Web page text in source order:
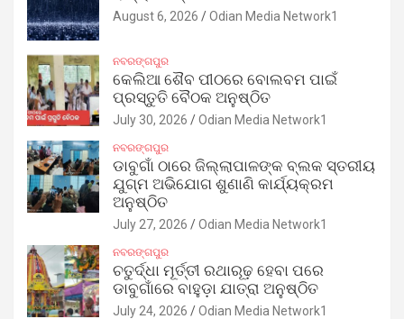
August 6, 2026 Odian Media Network1
ନବରଙ୍ଗପୁର
କେଲିଆ ଶୈବ ପୀଠରେ ବୋଲବମ ପାଇଁ
ପ୍ରସ୍ତୁତି ବୈଠକ ଅନୁଷ୍ଠିତ
July 30, 2026 Odian Media Network1
ନବରଙ୍ଗପୁର
ଡାବୁଗାଁ ଠାରେ ଜିଲ୍ଲାପାଳଙ୍କ ବ୍ଲକ ସ୍ତରୀୟ
ଯୁଗ୍ମ ଅଭିଯୋଗ ଶୁଣାଣି କାର୍ଯ୍ୟକ୍ରମ
ଅନୁଷ୍ଠିତ
July 27, 2026 Odian Media Network1
ନବରଙ୍ଗପୁର
ଚତୁର୍ଦ୍ଧା ମୂର୍ତ୍ତୀ ରଥାରୂଢ଼ ହେବା ପରେ
ଡାବୁଗାଁରେ ବାହୁଡ଼ା ଯାତ୍ରା ଅନୁଷ୍ଠିତ
July 24, 2026 Odian Media Network1